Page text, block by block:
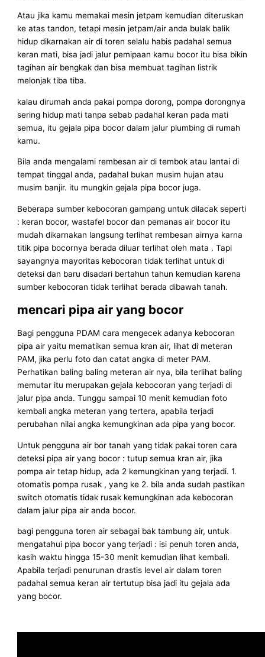
Atau jika kamu memakai mesin jetpam kemudian diteruskan
ke atas tandon, tetapi mesin jetpam/air anda bulak balik
hidup dikarnakan air di toren selalu habis padahal semua
keran mati, bisa jadi jalur pemipaan kamu bocor itu bisa bikin
tagihan air bengkak dan bisa membuat tagihan listrik
melonjak tiba tiba.
kalau dirumah anda pakai pompa dorong, pompa dorongnya
sering hidup mati tanpa sebab padahal keran pada mati
semua, itu gejala pipa bocor dalam jalur plumbing di rumah
kamu.
Bila anda mengalami rembesan air di tembok atau lantai di
tempat tinggal anda, padahal bukan musim hujan atau
musim banjir. itu mungkin gejala pipa bocor juga.
Beberapa sumber kebocoran gampang untuk dilacak seperti
: keran bocor, wastafel bocor dan pemanas air bocor itu
mudah dikarnakan langsung terlihat rembesan airnya karna
titik pipa bocornya berada diluar terlihat oleh mata . Tapi
sayangnya mayoritas kebocoran tidak terlihat untuk di
deteksi dan baru disadari bertahun tahun kemudian karena
sumber kebocoran tidak terlihat berada dibawah tanah.
mencari pipa air yang bocor
Bagi pengguna PDAM cara mengecek adanya kebocoran
pipa air yaitu mematikan semua kran air, lihat di meteran
PAM, jika perlu foto dan catat angka di meter PAM.
Perhatikan baling baling meteran air nya, bila terlihat baling
memutar itu merupakan gejala kebocoran yang terjadi di
jalur pipa anda. Tunggu sampai 10 menit kemudian foto
kembali angka meteran yang tertera, apabila terjadi
perubahan nilai angka kemungkinan ada pipa yang bocor.
Untuk pengguna air bor tanah yang tidak pakai toren cara
deteksi pipa air yang bocor : tutup semua kran air, jika
pompa air tetap hidup, ada 2 kemungkinan yang terjadi. 1.
otomatis pompa rusak , yang ke 2. bila anda sudah pastikan
switch otomatis tidak rusak kemungkinan ada kebocoran
dalam jalur pipa air anda bocor.
bagi pengguna toren air sebagai bak tambung air, untuk
mengatahui pipa bocor yang terjadi : isi penuh toren anda,
kasih waktu hingga 15-30 menit kemudian lihat kembali.
Apabila terjadi penurunan drastis level air dalam toren
padahal semua keran air tertutup bisa jadi itu gejala ada
yang bocor.